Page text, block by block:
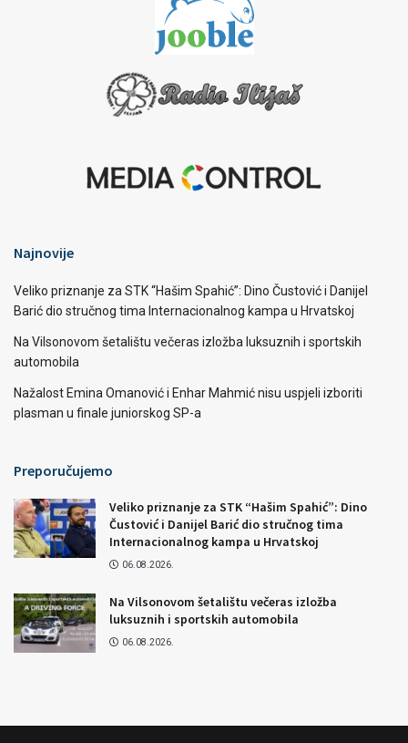
Najnovije
Veliko priznanje za STK “Hašim Spahić”: Dino Čustović i Danijel
Barić dio stručnog tima Internacionalnog kampa u Hrvatskoj
Na Vilsonovom šetalištu večeras izložba luksuznih i sportskih
automobila
Nažalost Emina Omanović i Enhar Mahmić nisu uspjeli izboriti
plasman u finale juniorskog SP-a
Preporučujemo
Veliko priznanje za STK “Hašim Spahić”: Dino
Čustović i Danijel Barić dio stručnog tima
Internacionalnog kampa u Hrvatskoj
06.08.2026.
Na Vilsonovom šetalištu večeras izložba
luksuznih i sportskih automobila
06.08.2026.